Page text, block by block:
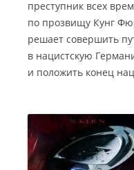
с
ё
р
с
е
р
и
а
л
а
д
й
К
р
а
е
Г
о
м
преступник всех
по прозвищу Кунг
решает совершить
в нацистскую
и положить конец